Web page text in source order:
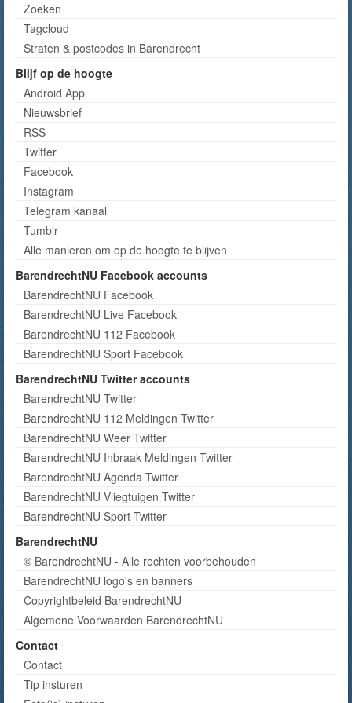
Zoeken
Tagcloud
Straten & postcodes in Barendrecht
Blijf op de hoogte
Android App
Nieuwsbrief
RSS
Twitter
Facebook
Instagram
Telegram kanaal
Tumblr
Alle manieren om op de hoogte te blijven
BarendrechtNU Facebook accounts
BarendrechtNU Facebook
BarendrechtNU Live Facebook
BarendrechtNU 112 Facebook
BarendrechtNU Sport Facebook
BarendrechtNU Twitter accounts
BarendrechtNU Twitter
BarendrechtNU 112 Meldingen Twitter
BarendrechtNU Weer Twitter
BarendrechtNU Inbraak Meldingen Twitter
BarendrechtNU Agenda Twitter
BarendrechtNU Vliegtuigen Twitter
BarendrechtNU Sport Twitter
BarendrechtNU
© BarendrechtNU - Alle rechten voorbehouden
BarendrechtNU logo's en banners
Copyrightbeleid BarendrechtNU
Algemene Voorwaarden BarendrechtNU
Contact
Contact
Tip insturen